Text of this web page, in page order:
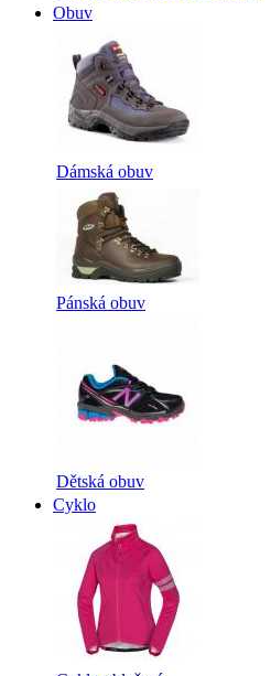
Obuv
Dámská obuv
Pánská obuv
Dětská obuv
Cyklo